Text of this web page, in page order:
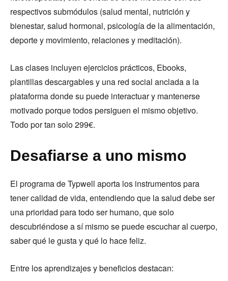
respectivos submódulos (salud mental, nutrición y
bienestar, salud hormonal, psicología de la alimentación,
deporte y movimiento, relaciones y meditación).
Las clases incluyen ejercicios prácticos, Ebooks,
plantillas descargables y una red social anclada a la
plataforma donde su puede interactuar y mantenerse
motivado porque todos persiguen el mismo objetivo.
Todo por tan solo 299€.
Desafiarse a uno mismo
El programa de Typwell aporta los instrumentos para
tener calidad de vida, entendiendo que la salud debe ser
una prioridad para todo ser humano, que solo
descubriéndose a sí mismo se puede escuchar al cuerpo,
saber qué le gusta y qué lo hace feliz.
Entre los aprendizajes y beneficios destacan: